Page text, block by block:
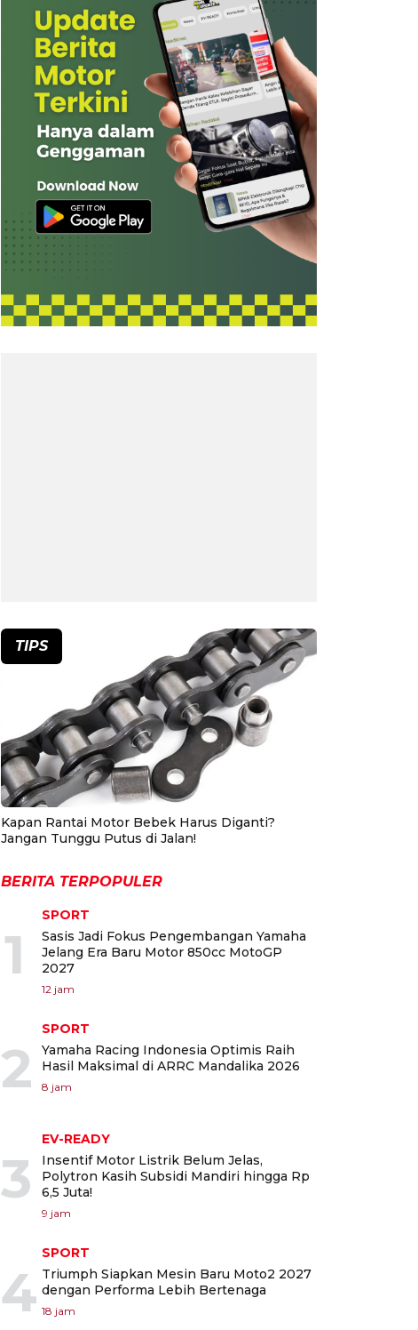
TIPS
Kapan Rantai Motor Bebek Harus Diganti?
Jangan Tunggu Putus di Jalan!
BERITA TERPOPULER
1
SPORT
Sasis Jadi Fokus Pengembangan Yamaha
Jelang Era Baru Motor 850cc MotoGP
2027
12 jam
2
SPORT
Yamaha Racing Indonesia Optimis Raih
Hasil Maksimal di ARRC Mandalika 2026
8 jam
3
EV-READY
Insentif Motor Listrik Belum Jelas,
Polytron Kasih Subsidi Mandiri hingga Rp
6,5 Juta!
9 jam
4
SPORT
Triumph Siapkan Mesin Baru Moto2 2027
dengan Performa Lebih Bertenaga
18 jam